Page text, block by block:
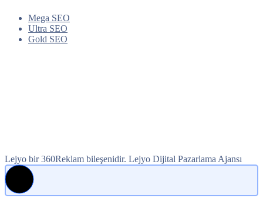
Mega SEO
Ultra SEO
Gold SEO
Lejyo bir 360Reklam bileşenidir. Lejyo Dijital Pazarlama Ajansı